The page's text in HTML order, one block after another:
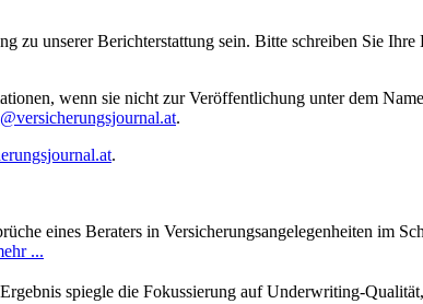
zu unserer Berichterstattung sein. Bitte schreiben Sie
wenn sie nicht zur Veröffentlichung unter dem
.
.
eines Beraters in Versicherungsangelegenheiten im
...
spiegle die Fokussierung auf Underwriting-